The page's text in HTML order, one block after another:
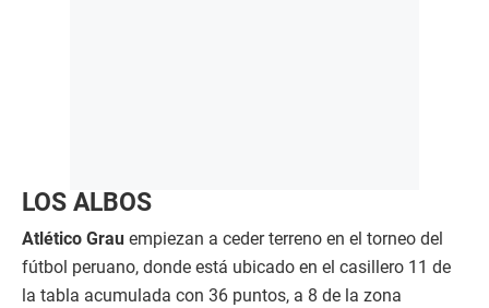
LOS ALBOS
Atlético Grau empiezan a ceder terreno en el torneo del
fútbol peruano, donde está ubicado en el casillero 11 de
la tabla acumulada con 36 puntos, a 8 de la zona